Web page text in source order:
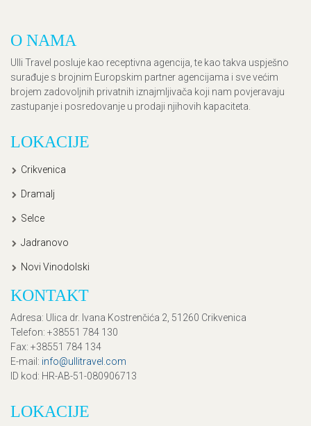
O NAMA
Ulli Travel posluje kao receptivna agencija, te kao takva uspješno
surađuje s brojnim Europskim partner agencijama i sve većim
brojem zadovoljnih privatnih iznajmljivača koji nam povjeravaju
zastupanje i posredovanje u prodaji njihovih kapaciteta.
LOKACIJE
Crikvenica
Dramalj
Selce
Jadranovo
Novi Vinodolski
KONTAKT
Adresa: Ulica dr. Ivana Kostrenčića 2, 51260 Crikvenica
Telefon: +38551 784 130
Fax: +38551 784 134
E-mail: info@ullitravel.com
ID kod: HR-AB-51-080906713
LOKACIJE